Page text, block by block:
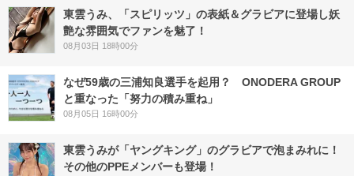
東雲うみ、「スピリッツ」の表紙＆グラビアに登場し妖
艶な雰囲気でファンを魅了！
08月03日 18時00分
なぜ59歳の三浦知良選手を起用？ ONODERA GROUP
と重なった「努力の積み重ね」
08月05日 16時00分
東雲うみが「ヤングキング」のグラビアで泡まみれに！
その他のPPEメンバーも登場！